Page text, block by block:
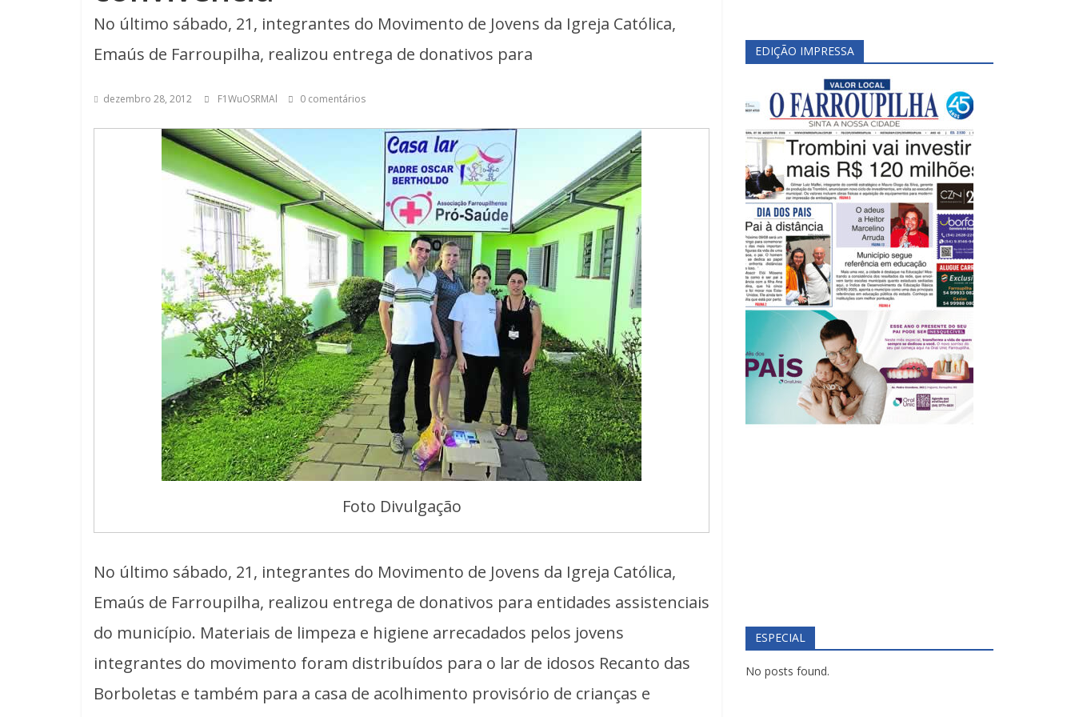
No último sábado, 21, integrantes do Movimento de Jovens da Igreja Católica,
Emaús de Farroupilha, realizou entrega de donativos para
dezembro 28, 2012 F1WuOSRMAl 0 comentários
Foto Divulgação
No último sábado, 21, integrantes do Movimento de Jovens da Igreja Católica,
Emaús de Farroupilha, realizou entrega de donativos para entidades assistenciais
do município. Materiais de limpeza e higiene arrecadados pelos jovens
integrantes do movimento foram distribuídos para o lar de idosos Recanto das
Borboletas e também para a casa de acolhimento provisório de crianças e
EDIÇÃO IMPRESSA
ESPECIAL
No posts found.